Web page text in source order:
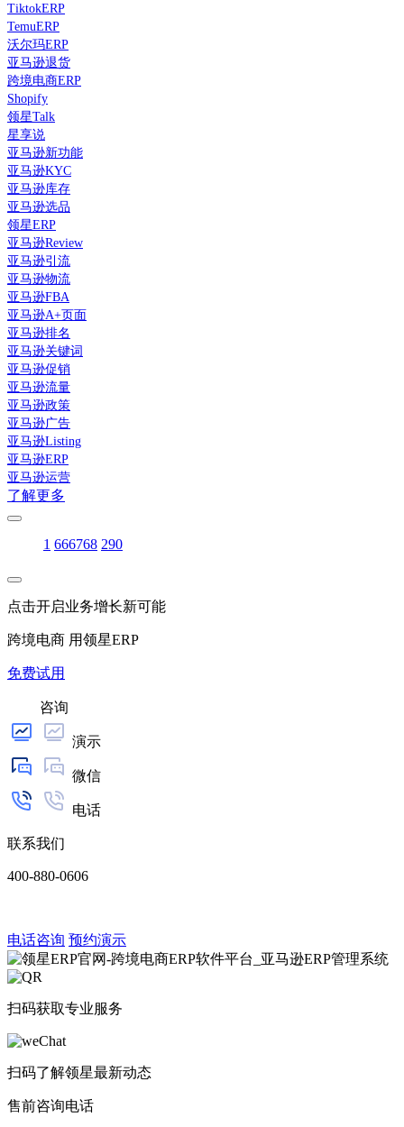
TiktokERP
TemuERP
沃尔玛ERP
亚马逊退货
跨境电商ERP
Shopify
领星Talk
星享说
亚马逊新功能
亚马逊KYC
亚马逊库存
亚马逊选品
领星ERP
亚马逊Review
亚马逊引流
亚马逊物流
亚马逊FBA
亚马逊A+页面
亚马逊排名
亚马逊关键词
亚马逊促销
亚马逊流量
亚马逊政策
亚马逊广告
亚马逊Listing
亚马逊ERP
亚马逊运营
了解更多
1 666768 290
点击开启业务增长新可能
跨境电商 用领星ERP
免费试用
咨询
演示
微信
电话
联系我们
400-880-0606
电话咨询 预约演示
扫码获取专业服务
扫码了解领星最新动态
售前咨询电话